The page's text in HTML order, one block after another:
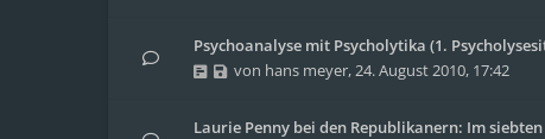
Psychoanalyse mit Psycholytika (1.
von hans meyer,24. August 2010, 17:42
Laurie Penny bei den Republikanern: Im